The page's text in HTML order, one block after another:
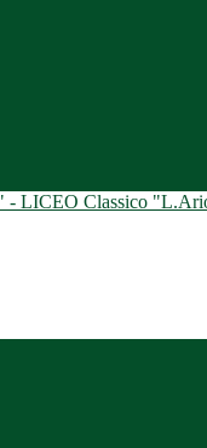
LICEO Classico